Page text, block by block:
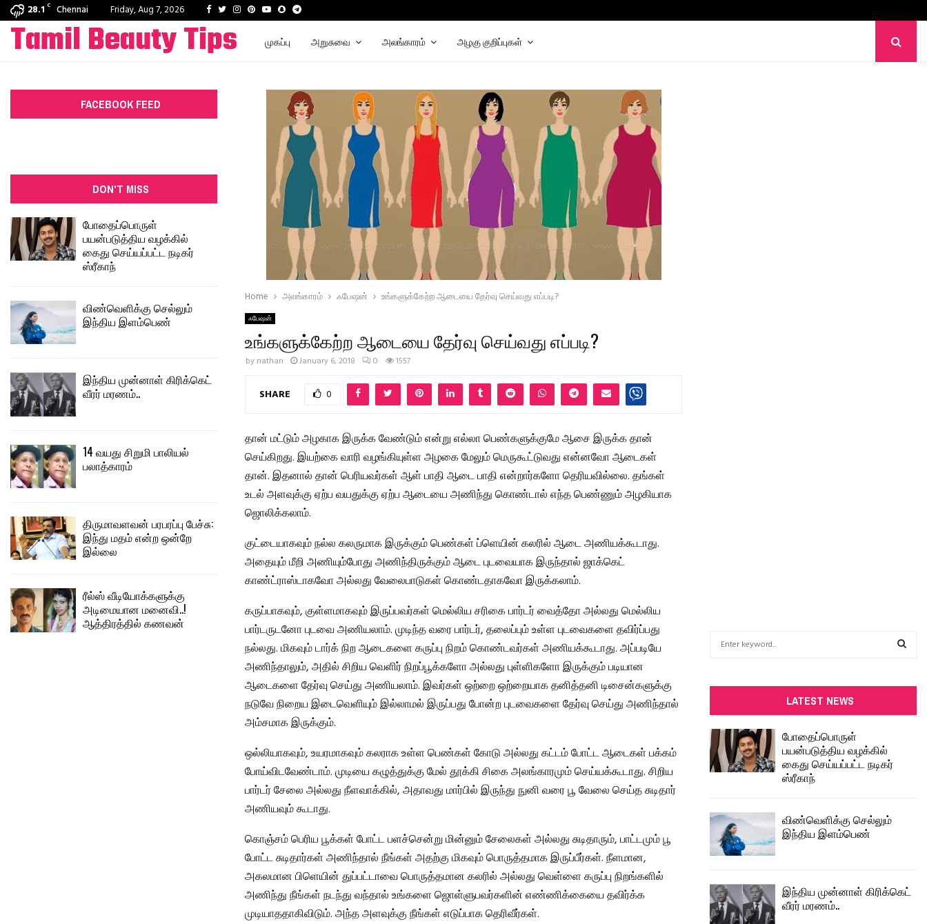
28.1 C Chennai Friday, Aug 7, 2026 Facebook
TwitterInstagram
PinterestYoutube
SnapchatTelegram
Tamil Beauty Tips முகப்பு அறுசுவை அலங்காரம் அழகு குறிப்புகள்
Home அலங்காரம் ஃபேஷன் உங்களுக்கேற்ற ஆடையை தேர்வு செய்வது எப்படி?
ஃபேஷன்
உங்களுக்கேற்ற ஆடையை தேர்வு செய்வது எப்படி?
by nathan January 6, 2018 0 1557
SHARE 0
தான் மட்டும் அழகாக இருக்க வேண்டும் என்று எல்லா பெண்களுக்குமே ஆசை இருக்க தான்
செய்கிறது. இயற்கை வாரி வழங்கியுள்ள அழகை மேலும் மெருகூட்டுவது என்னவோ ஆடைகள்
தான். இதனால் தான் பெரியவர்கள் ஆள் பாதி ஆடை பாதி என்றார்களோ தெரியவில்லை. தங்கள்
உடல் அளவுக்கு ஏற்ப வயதுக்கு ஏற்ப ஆடையை அணிந்து கொண்டால் எந்த பெண்ணும் அழகியாக
ஜொலிக்கலாம்.
குட்டையாகவும் நல்ல கலருமாக இருக்கும் பெண்கள் ப்ளெயின் கலரில் ஆடை அணியக்கூடாது.
அதையும் மீறி அணியும்போது அணிந்திருக்கும் ஆடை புடவையாக இருந்தால் ஜாக்கெட்
காண்ட்ராஸ்டாகவோ அல்லது வேலைபாடுகள் கொண்டதாகவோ இருக்கலாம்.
கருப்பாகவும், குள்ளமாகவும் இருப்பவர்கள் மெல்லிய சரிகை பார்டர் வைத்தோ அல்லது மெல்லிய
பார்டருடனோ புடவை அணியலாம். முடிந்த வரை பார்டர், தலைப்பும் உள்ள புடவைகளை தவிர்ப்பது
நல்லது. மிகவும் டார்க் நிற ஆடைகளை கருப்பு நிறம் கொண்டவர்கள் அணியக்கூடாது. அப்படியே
அணிந்தாலும், அதில் சிறிய வெளிர் நிறப்பூக்களோ அல்லது புள்ளிகளோ இருக்கும் படியான
ஆடைகளை தேர்வு செய்து அணியலாம். இவர்கள் ஒற்றை ஒற்றையாக தனித்தனி டிசைன்களுக்கு
நடுவே நிறைய இடைவெளியும் இல்லாமல் இருப்பது போன்ற புடவைகளை தேர்வு செய்து அணிந்தால்
அம்சமாக இருக்கும்.
ஒல்லியாகவும், உயரமாகவும் கலராக உள்ள பெண்கள் கோடு அல்லது கட்டம் போட்ட ஆடைகள் பக்கம்
போய்விடவேண்டாம். முடியை கழுத்துக்கு மேல் தூக்கி சிகை அலங்காரமும் செய்யக்கூடாது. சிறிய
பார்டர் சேலை அல்லது நீளவாக்கில், அதாவது மார்பில் இருந்து நுனி வரை பூ வேலை செய்த சுடிதார்
அணியவும் கூடாது.
கொஞ்சம் பெரிய பூக்கள் போட்ட பளச்சென்று மின்னும் சேலைகள் அல்லது சுடிதாரும், பாட்டமும் பூ
போட்ட சுடிதார்கள் அணிந்தால் நீங்கள் அதற்கு மிகவும் பொருத்தமாக இருப்பீர்கள். நீளமான,
அகலமான பிளெயின் துப்பட்டாவை பொருத்தமான கலரில் அல்லது வெள்ளை கருப்பு நிறங்களில்
அணிந்து நீங்கள் நடந்து வந்தால் உங்களை ஜொள்ளுபவர்களின் எண்ணிக்கையை தவிர்க்க
முடியாததாகிவிடும். அந்த அளவுக்கு நீங்கள் எடுப்பாக தெரிவீர்கள்.
FACEBOOK FEED
DON'T MISS
போதைப்பொருள்
பயன்படுத்திய வழக்கில்
கைது செய்யப்பட்ட நடிகர்
ஸ்ரீகாந்
விண்வெளிக்கு செல்லும்
இந்திய இளம்பெண்
இந்திய முன்னாள் கிரிக்கெட்
வீரர் மரணம்..
14 வயது சிறுமி பாலியல்
பலாத்காரம்
திருமாவளவன் பரபரப்பு பேச்சு:
இந்து மதம் என்ற ஒன்றே
இல்லை
ரீல்ஸ் வீடியோக்களுக்கு
அடிமையான மனைவி..!
ஆத்திரத்தில் கணவன்
f
o
r
:
LATEST NEWS
போதைப்பொருள்
பயன்படுத்திய வழக்கில்
கைது செய்யப்பட்ட நடிகர்
ஸ்ரீகாந்
விண்வெளிக்கு செல்லும்
இந்திய இளம்பெண்
இந்திய முன்னாள் கிரிக்கெட்
வீரர் மரணம்..